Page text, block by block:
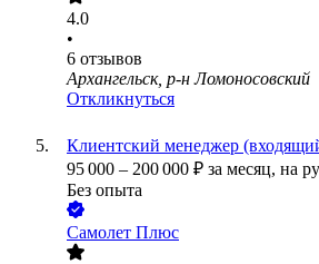
4.0
•
6 отзывов
Архангельск, р-н Ломоносовский
Откликнуться
Клиентский менеджер
95 000 – 200 000 ₽ за месяц, на
Без опыта
Самолет Плюс